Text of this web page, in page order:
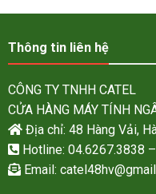
Thông tin liên hệ
CÔNG TY TNHH CATEL
CỬA HÀNG MÁY TÍNH
Địa chỉ: 48 Hàng Vải,
Hotline: 04.6267.3838
Email: